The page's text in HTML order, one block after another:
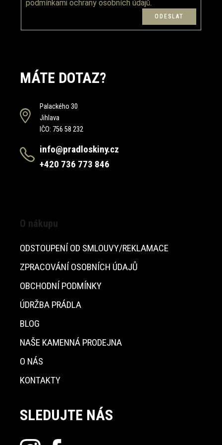
podmínkami ochrany osobních údajů.
MÁTE DOTAZ?
Palackého 30
Jihlava
IČO: 756 58 232
info@pradloskiny.cz
+420 736 773 846
O nákupu
ODSTOUPENÍ OD SMLOUVY/REKLAMACE
ZPRACOVÁNÍ OSOBNÍCH ÚDAJŮ
OBCHODNÍ PODMÍNKY
ÚDRŽBA PRÁDLA
BLOG
NAŠE KAMENNÁ PRODEJNA
O NÁS
KONTAKTY
SLEDUJTE NÁS